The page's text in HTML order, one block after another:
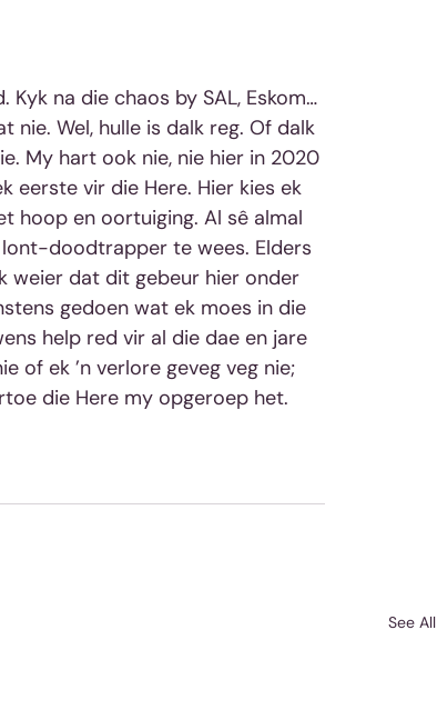
nie. Wel, hulle is dalk reg. Of dalk
My hart ook nie, nie hier in 2020
eerste vir die Here. Hier kies ek
hoop en oortuiging. Al sê almal
lont-doodtrapper te wees. Elders
weier dat dit gebeur hier onder
gedoen wat ek moes in die
help red vir al die dae en jare
of ek ’n verlore geveg veg nie;
die Here my opgeroep het.
See All